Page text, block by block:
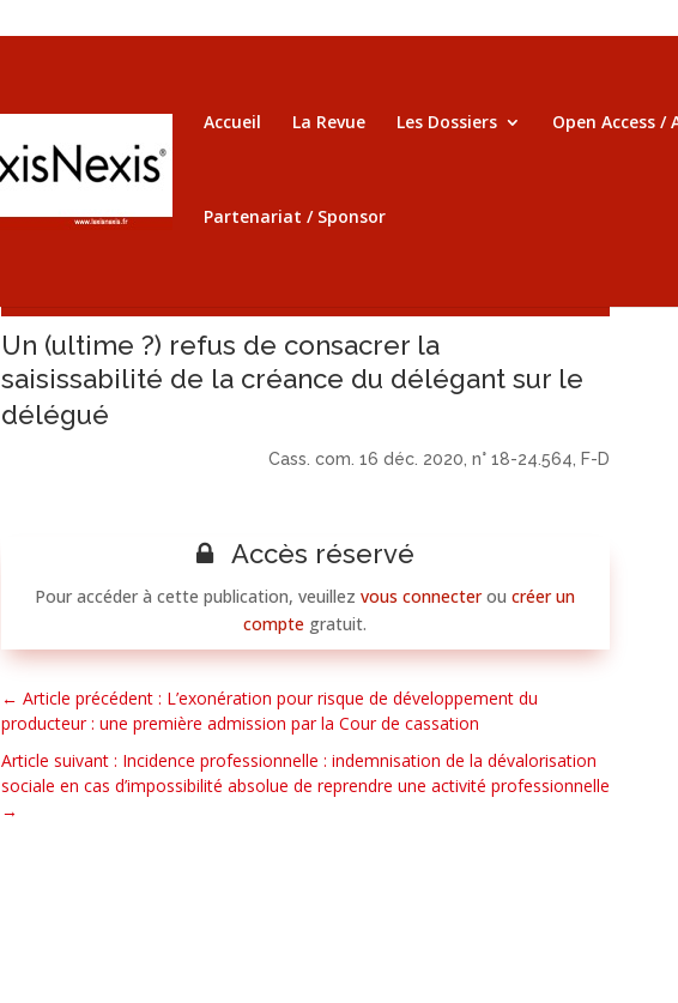
Accueil La Revue Les Dossiers Open Access /
Partenariat / Sponsor
Un (ultime ?) refus de consacrer la
saisissabilité de la créance du délégant sur le
délégué
Cass. com. 16 déc. 2020, n° 18-24.564, F-D
Accès réservé
Pour accéder à cette publication, veuillezvous connecteroucréer un
compte gratuit.
← Article précédent : L’exonération pour risque de développement du
producteur : une première admission par la Cour de cassation
Article suivant : Incidence professionnelle : indemnisation de la dévalorisation
sociale en cas d’impossibilité absolue de reprendre une activité professionnelle
→